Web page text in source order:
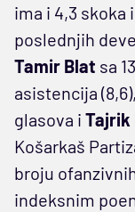
ima i 4,3 skoka
poslednjih
Tamir Blat sa
asistencija (8,6),
glasova i Tajrik
Košarkaš
broju
indeksnim